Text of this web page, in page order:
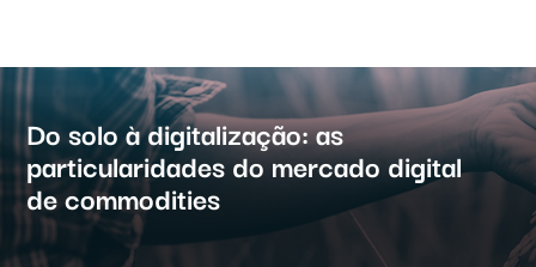
Do solo à digitalização: as
particularidades do mercado digital
de commodities